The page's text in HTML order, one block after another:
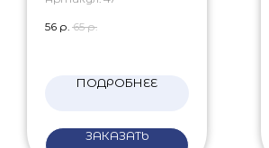
56 р. 65 р.
ПОДРОБНЕЕ
ЗАКАЗАТЬ